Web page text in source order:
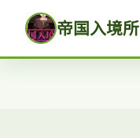
帝国入境所